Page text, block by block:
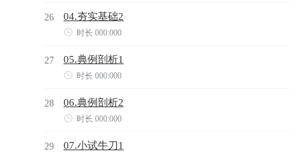
26 04.夯实基础2
 时长 000:000
27 05.典例剖析1
 时长 000:000
28 06.典例剖析2
 时长 000:000
29 07.小试牛刀1